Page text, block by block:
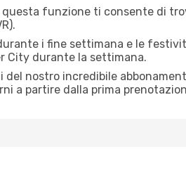
questa funzione ti consente di
i fine settimana e le
City durante la settimana.
nostro incredibile
a partire dalla prima